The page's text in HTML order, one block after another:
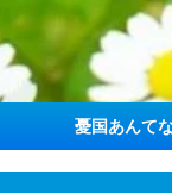
憂国あんて